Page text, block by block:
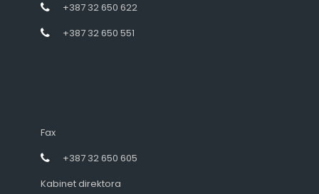
+387 32 650 622
+387 32 650 551
Fax
+387 32 650 605
Kabinet direktora